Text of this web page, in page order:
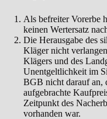
Als befreiter Vorerbe
keinen Wertersatz
Die Herausgabe des
Kläger nicht
Klägers und des
Unentgeltlichkeit im
BGB nicht darauf an,
aufgebrachte
Zeitpunkt des
vorhanden war.